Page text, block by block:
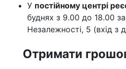
У постійному центрі
буднях з 9.00 до 18.00
Незалежності, 5 (вхід з
Отримати